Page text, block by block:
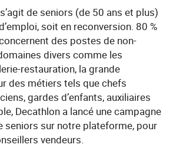
de seniors (de 50 ans et plus)
soit en reconversion. 80 %
des postes de non-
divers comme les
restauration, la grande
des métiers tels que chefs
gardes d’enfants, auxiliaires
Decathlon a lancé une campagne
seniors sur notre plateforme, pour
vendeurs.